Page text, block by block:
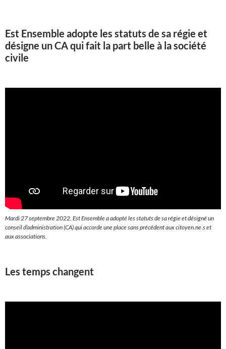
Est Ensemble adopte les statuts de sa régie et
désigne un CA qui fait la part belle à la société
civile
Mardi 27 septembre 2022, Est Ensemble a adopté les statuts de sa régie et désigné un
conseil d’administration (CA) qui accorde une place sans précédent aux citoyen.ne.s et
aux associations.
Les temps changent